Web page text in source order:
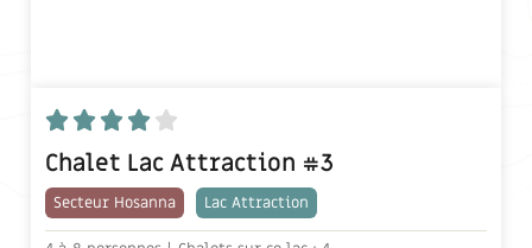
    
Chalet Lac Attraction #3
Secteur Hosanna Lac Attraction